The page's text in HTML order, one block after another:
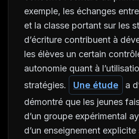
exemple, les échanges
et la classe portant sur les
d’écriture contribuent à
les élèves un certain
autonomie quant à
stratégies.
Une étude
a
démontré que les jeunes
d’un groupe expérimental
d’un enseignement explicite